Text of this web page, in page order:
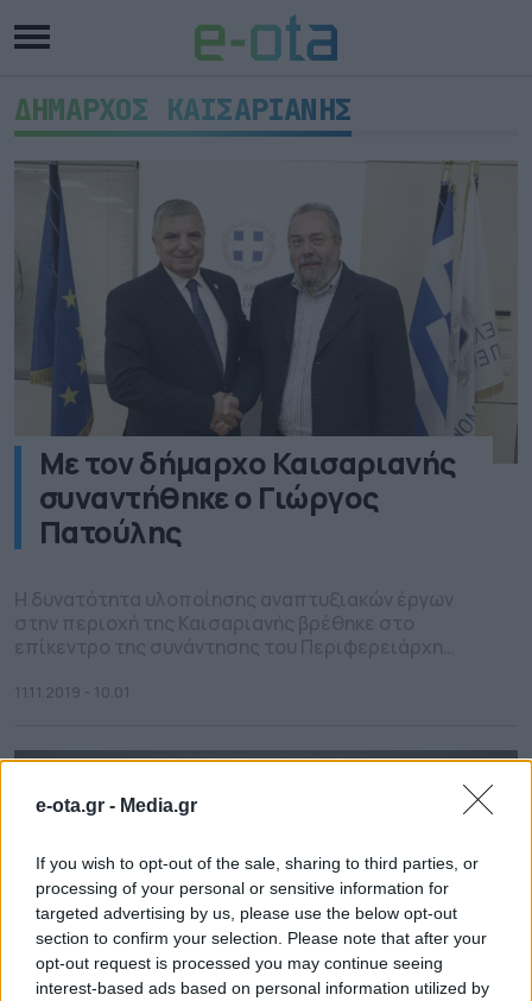
e-ota.gr - Media.gr
If you wish to opt-out of the sale, sharing to third parties, or
processing of your personal or sensitive information for
targeted advertising by us, please use the below opt-out
section to confirm your selection. Please note that after your
opt-out request is processed you may continue seeing
interest-based ads based on personal information utilized by
ΔΗΜΑΡΧΟΣ ΚΑΙΣΑΡΙΑΝΗΣ
Με τον δήμαρχο Καισαριανής
συναντήθηκε ο Γιώργος
Πατούλης
Βοσκόπουλο. Στο πλαίσιο της συνάντησης ο
και αναπτυξιακές δράσεις στην περιοχή, ενώ
11.11.2019 - 10.01